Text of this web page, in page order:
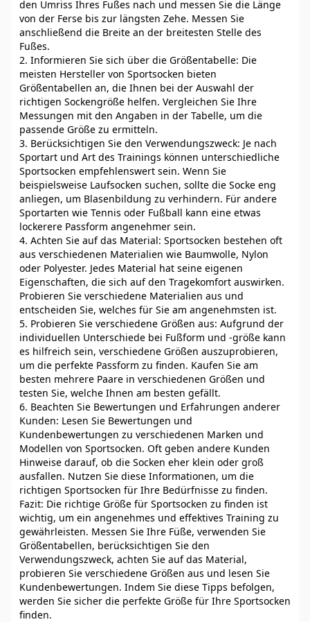
den Umriss Ihres Fußes nach und messen Sie die Länge
von der Ferse bis zur längsten Zehe. Messen Sie
anschließend die Breite an der breitesten Stelle des
Fußes.
2. Informieren Sie sich über die Größentabelle: Die
meisten Hersteller von Sportsocken bieten
Größentabellen an, die Ihnen bei der Auswahl der
richtigen Sockengröße helfen. Vergleichen Sie Ihre
Messungen mit den Angaben in der Tabelle, um die
passende Größe zu ermitteln.
3. Berücksichtigen Sie den Verwendungszweck: Je nach
Sportart und Art des Trainings können unterschiedliche
Sportsocken empfehlenswert sein. Wenn Sie
beispielsweise Laufsocken suchen, sollte die Socke eng
anliegen, um Blasenbildung zu verhindern. Für andere
Sportarten wie Tennis oder Fußball kann eine etwas
lockerere Passform angenehmer sein.
4. Achten Sie auf das Material: Sportsocken bestehen oft
aus verschiedenen Materialien wie Baumwolle, Nylon
oder Polyester. Jedes Material hat seine eigenen
Eigenschaften, die sich auf den Tragekomfort auswirken.
Probieren Sie verschiedene Materialien aus und
entscheiden Sie, welches für Sie am angenehmsten ist.
5. Probieren Sie verschiedene Größen aus: Aufgrund der
individuellen Unterschiede bei Fußform und -größe kann
es hilfreich sein, verschiedene Größen auszuprobieren,
um die perfekte Passform zu finden. Kaufen Sie am
besten mehrere Paare in verschiedenen Größen und
testen Sie, welche Ihnen am besten gefällt.
6. Beachten Sie Bewertungen und Erfahrungen anderer
Kunden: Lesen Sie Bewertungen und
Kundenbewertungen zu verschiedenen Marken und
Modellen von Sportsocken. Oft geben andere Kunden
Hinweise darauf, ob die Socken eher klein oder groß
ausfallen. Nutzen Sie diese Informationen, um die
richtigen Sportsocken für Ihre Bedürfnisse zu finden.
Fazit: Die richtige Größe für Sportsocken zu finden ist
wichtig, um ein angenehmes und effektives Training zu
gewährleisten. Messen Sie Ihre Füße, verwenden Sie
Größentabellen, berücksichtigen Sie den
Verwendungszweck, achten Sie auf das Material,
probieren Sie verschiedene Größen aus und lesen Sie
Kundenbewertungen. Indem Sie diese Tipps befolgen,
werden Sie sicher die perfekte Größe für Ihre Sportsocken
finden.